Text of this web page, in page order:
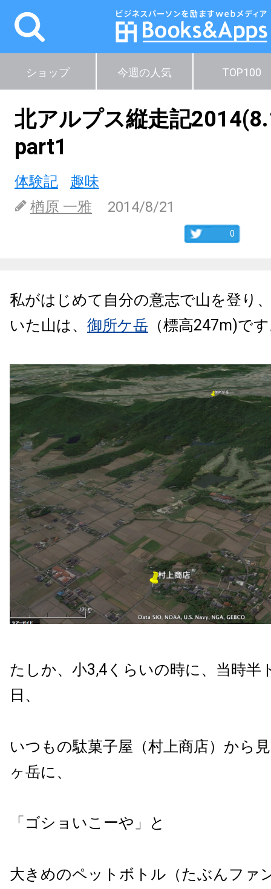
ショップ 今週の人気 TOP100
北アルプス縦走記
part1
体験記
趣味
楢原 一雅
2014/8/21
0
私がはじめて自分の意志で山を登り
いた山は、 御所ケ岳 （標高247m)で
たしか、小3,4くらいの時に、当時半
日、
いつもの駄菓子屋（村上商店）から
ヶ岳に、
「ゴショいこーや」と
大きめのペットボトル（たぶんファ